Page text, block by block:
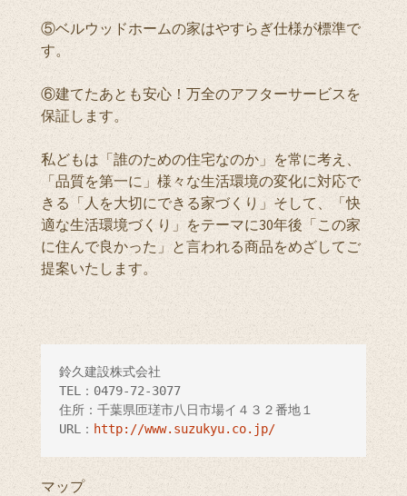
⑤ベルウッドホームの家はやすらぎ仕様が標準で
す。
⑥建てたあとも安心！万全のアフターサービスを
保証します。
私どもは「誰のための住宅なのか」を常に考え、
「品質を第一に」様々な生活環境の変化に対応で
きる「人を大切にできる家づくり」そして、「快
適な生活環境づくり」をテーマに30年後「この家
に住んで良かった」と言われる商品をめざしてご
提案いたします。
鈴久建設株式会社
TEL：0479-72-3077
住所：千葉県匝瑳市八日市場イ４３２番地１
URL： http://www.suzukyu.co.jp/
マップ